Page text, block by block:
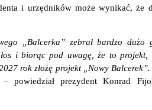
i urzędników może wynikać, że
„Balcerka” zebrał bardzo dużo
i biorąc pod uwagę, że to
rok złożę projekt „Nowy
–powiedział prezydent Konrad